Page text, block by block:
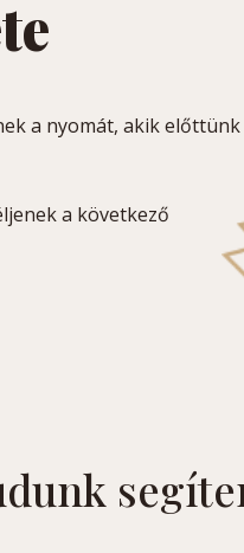
a nyomát, akik előttünk
a következő